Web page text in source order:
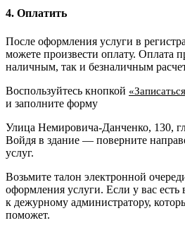
4. Оплатить
После оформления услуги в
можете произвести оплату. Оплата
наличным, так и безналичным
Воспользуйтесь кнопкой
и заполните форму
Улица Немировича-Данченко, 130,
Войдя в здание — поверните
услуг.
Возьмите талон электронной
оформления услуги. Если у вас есть
к дежурному администратору,
поможет.